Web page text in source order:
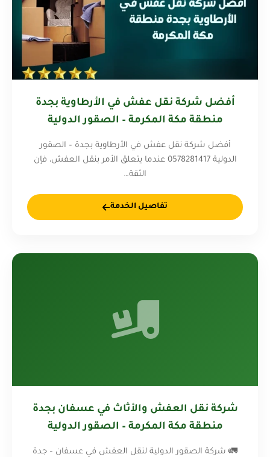
أفضل شركة نقل عفش في الأرطاوية بجدة
منطقة مكة المكرمة – الصقور الدولية
0578281417
أفضل شركة نقل عفش في الأرطاوية بجدة – الصقور
الدولية 0578281417 عندما يتعلق الأمر بنقل العفش، فإن
الثقة…
تفاصيل الخدمة
شركة نقل العفش والأثاث في عسفان بجدة
منطقة مكة المكرمة – الصقور الدولية
0578281417
🚛 شركة الصقور الدولية لنقل العفش في عسفان – جدة